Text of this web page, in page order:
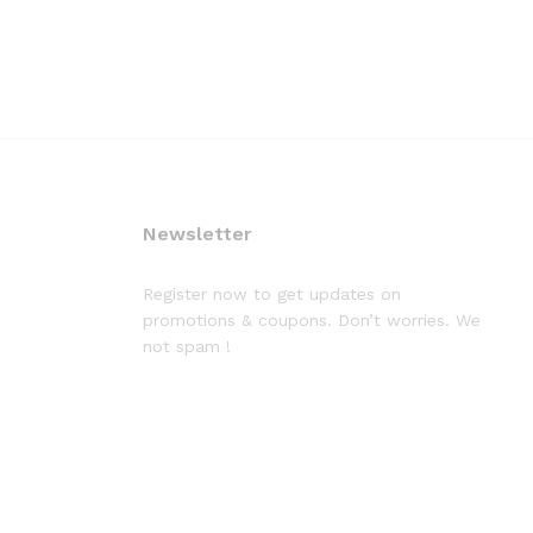
Newsletter
Register now to get updates on
promotions & coupons. Don’t worries. We
not spam !